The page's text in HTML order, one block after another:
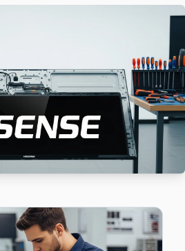
TV servis hattımız günlük
→
Servis
adresine gelen ekibimiz
→
TV servis hattımız günlük olarak
Arıza →
Hisense TV arızaları için sık bizi
Merkezi →